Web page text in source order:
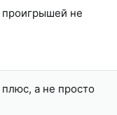
проигрышей не
а не просто